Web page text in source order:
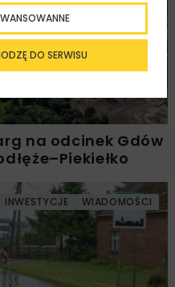
na odcinek Gdów
INWESTYCJE WIADOMOŚCI
DO SERWISU